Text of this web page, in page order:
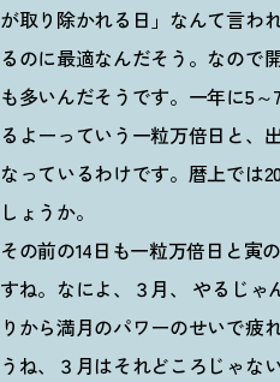
が取り除かれる日」なんて言わ
るのに最適なんだそう。なので
も多いんだそうです。一年に5
るよーっていう一粒万倍日と、
なっているわけです。暦上では
しょうか。
その前の14日も一粒万倍日と寅
すね。なによ、３月、 やるじゃ
りから満月のパワーのせいで疲
うね、３月はそれどころじゃな